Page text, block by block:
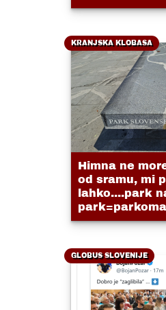
KRANJSKA KLOBASA
Himna ne
od sramu, mi
lahko....park
GLOBUS SLOVENIJE